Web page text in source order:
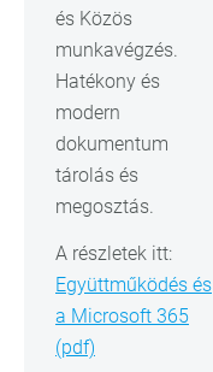
és Közös
munkavégzés.
Hatékony és
modern
dokumentum
tárolás és
megosztás.
A részletek itt:
Együttműködés és
a Microsoft 365
(pdf)